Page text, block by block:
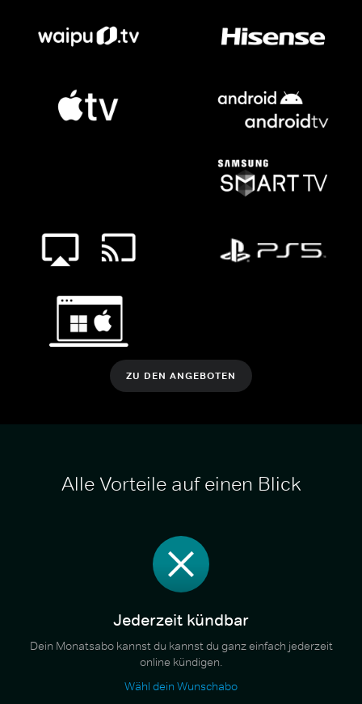
ZU DEN ANGEBOTEN
Alle Vorteile auf einen Blick
Jederzeit kündbar
Dein Monatsabo kannst du kannst du ganz einfach jederzeit
online kündigen.
Wähl dein Wunschabo